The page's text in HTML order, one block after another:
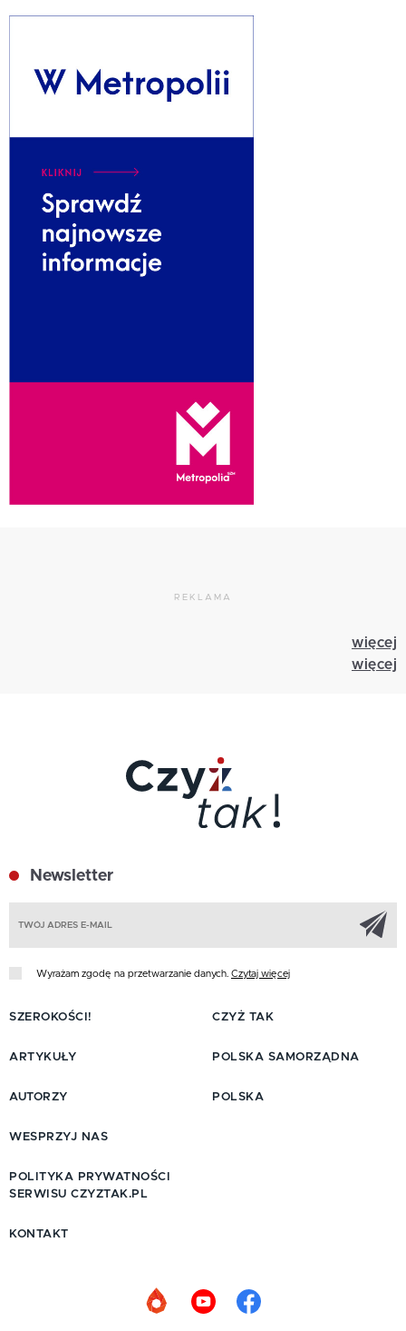
REKLAMA
więcej
więcej
Newsletter
Wyrażam zgodę na przetwarzanie danych. Czytaj więcej
SZEROKOŚCI!
ARTYKUŁY
AUTORZY
CZYŻ TAK
POLSKA SAMORZĄDNA
POLSKA
WESPRZYJ NAS
POLITYKA PRYWATNOŚCI
SERWISU CZYZTAK.PL
KONTAKT